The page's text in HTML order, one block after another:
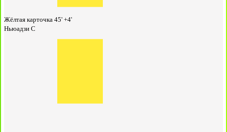
Жёлтая карточка 45' +4'
Ньюадзи С